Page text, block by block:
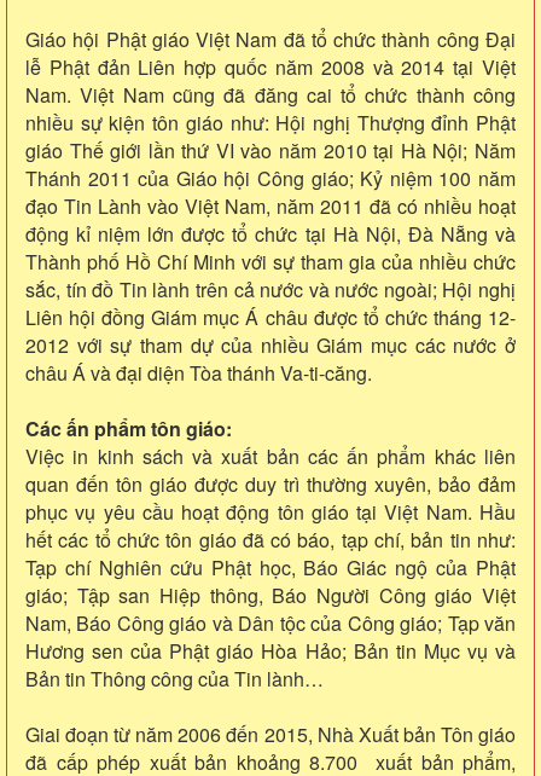
Giáo hội Phật giáo Việt Nam đã tổ chức thành công Đại
lễ Phật đản Liên hợp quốc năm 2008 và 2014 tại Việt
Nam. Việt Nam cũng đã đăng cai tổ chức thành công
nhiều sự kiện tôn giáo như: Hội nghị Thượng đỉnh Phật
giáo Thế giới lần thứ VI vào năm 2010 tại Hà Nội; Năm
Thánh 2011 của Giáo hội Công giáo; Kỷ niệm 100 năm
đạo Tin Lành vào Việt Nam, năm 2011 đã có nhiều hoạt
động kỉ niệm lớn được tổ chức tại Hà Nội, Đà Nẵng và
Thành phố Hồ Chí Minh với sự tham gia của nhiều chức
sắc, tín đồ Tin lành trên cả nước và nước ngoài; Hội nghị
Liên hội đồng Giám mục Á châu được tổ chức tháng 12-
2012 với sự tham dự của nhiều Giám mục các nước ở
châu Á và đại diện Tòa thánh Va-ti-căng.
Các ấn phẩm tôn giáo:
Việc in kinh sách và xuất bản các ấn phẩm khác liên
quan đến tôn giáo được duy trì thường xuyên, bảo đảm
phục vụ yêu cầu hoạt động tôn giáo tại Việt Nam. Hầu
hết các tổ chức tôn giáo đã có báo, tạp chí, bản tin như:
Tạp chí Nghiên cứu Phật học, Báo Giác ngộ của Phật
giáo; Tập san Hiệp thông, Báo Người Công giáo Việt
Nam, Báo Công giáo và Dân tộc của Công giáo; Tạp văn
Hương sen của Phật giáo Hòa Hảo; Bản tin Mục vụ và
Bản tin Thông công của Tin lành…
Giai đoạn từ năm 2006 đến 2015, Nhà Xuất bản Tôn giáo
đã cấp phép xuất bản khoảng 8.700 xuất bản phẩm,